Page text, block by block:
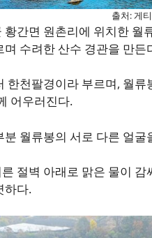
출처: 게
황간면 원촌리에 위치한 월
며 수려한 산수 경관을 만든
한천팔경이라 부르며, 월
어우러진다.
분 월류봉의 서로 다른 얼
절벽 아래로 맑은 물이
하다.